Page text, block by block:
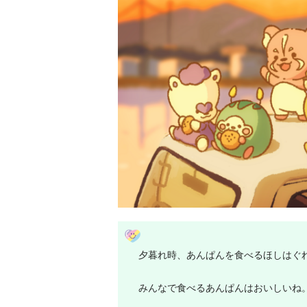
夕暮れ時、あんぱんを食べるほしはぐ
みんなで食べるあんぱんはおいしいね